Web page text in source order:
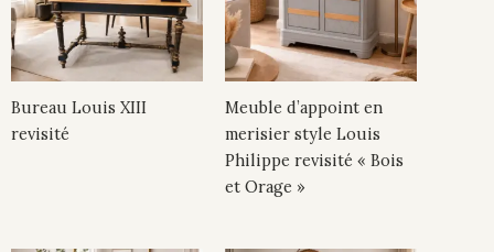
Bureau Louis XIII
revisité
Meuble d’appoint en
merisier style Louis
Philippe revisité « Bois
et Orage »